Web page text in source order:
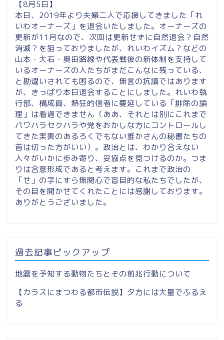
【8月5日】
本日、2019年より夫婦二人で応援してきました「れ
いわオーナーズ」を退会いたしました。オーナーズの
更新が11月なので、次回は更新せずに自然退会？自然
消滅？を狙っておりましたが、れいわイズム？などの
山本・大石・奥田路線や代表戦後の新体制を支持して
いるオーナーズの人たちがまだこんなに残っている、
と勘違いされても困るので、無言の抗議ではあります
が、きっぱり本日退会することにしました。れいわ執
行部、構成員、熱狂的信者に蔓延している「排除の論
理」は看過できません（ああ、それとは別にこれまで
パワハラセクハラや党をおかしな方にコントロールし
てきた実害のあるろくでもない誰かさんの秘書たちの
首は切った方がいい）。政治とは、わかり合えない
人々がいかに歩み寄り、妥協点を見つけるのか。つま
りは合意形成であると考えます。これまで政治の
「せ」の字にすら無関心で盲目的な私たちでしたが、
その目を開かせてくれたことには感謝しております。
ありがとうございました。
過去記事ピックアップ
地震を予知する動物たちとその前兆行動について
【カラスにまつわる都市伝説】夕方には大量でふるえ
る